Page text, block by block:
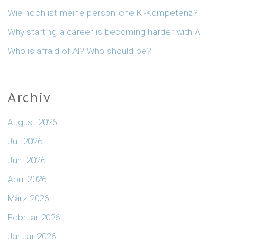
Wie hoch ist meine persönliche KI-Kompetenz?
Why starting a career is becoming harder with AI
Who is afraid of AI? Who should be?
Archiv
August 2026
Juli 2026
Juni 2026
April 2026
März 2026
Februar 2026
Januar 2026